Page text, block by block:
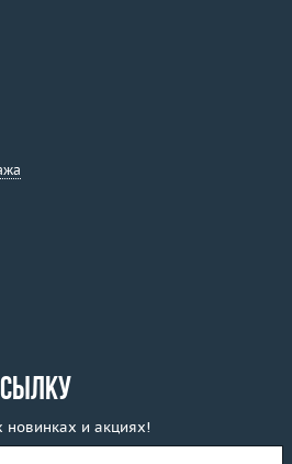
и акциях!